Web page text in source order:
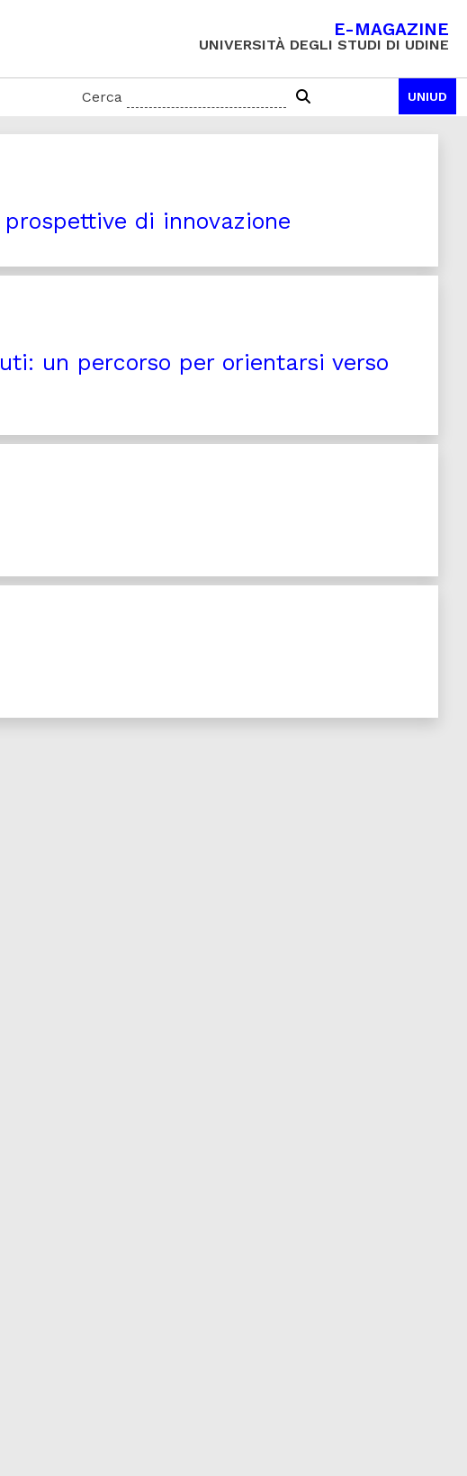
E-MAGAZINE
UNIVERSITÀ DEGLI STUDI DI UDINE
Cerca UNIUD
di innovazione
un percorso per orientarsi verso